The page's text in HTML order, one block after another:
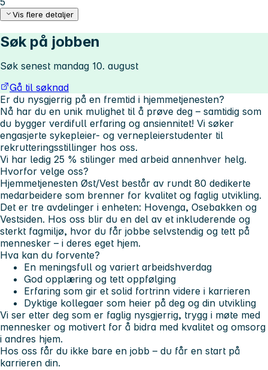
Vis flere detaljer
Søk på jobben
Søk senest mandag 10. august
Gå til søknad
Er du nysgjerrig på en fremtid i hjemmetjenesten?
Nå har du en unik mulighet til å prøve deg – samtidig som
du bygger verdifull erfaring og ansiennitet! Vi søker
engasjerte sykepleier- og vernepleierstudenter til
rekrutteringsstillinger hos oss.
Vi har ledig 25 % stilinger med arbeid annenhver helg.
Hvorfor velge oss?
Hjemmetjenesten Øst/Vest består av rundt 80 dedikerte
medarbeidere som brenner for kvalitet og faglig utvikling.
Det er tre avdelinger i enheten: Hovenga, Osebakken og
Vestsiden. Hos oss blir du en del av et inkluderende og
sterkt fagmiljø, hvor du får jobbe selvstendig og tett på
mennesker – i deres eget hjem.
Hva kan du forvente?
En meningsfull og variert arbeidshverdag
God opplæring og tett oppfølging
Erfaring som gir et solid fortrinn videre i karrieren
Dyktige kollegaer som heier på deg og din utvikling
Vi ser etter deg som er faglig nysgjerrig, trygg i møte med
mennesker og motivert for å bidra med kvalitet og omsorg
i andres hjem.
Hos oss får du ikke bare en jobb – du får en start på
karrieren din.